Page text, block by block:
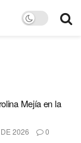
Mejía en la
2026 0